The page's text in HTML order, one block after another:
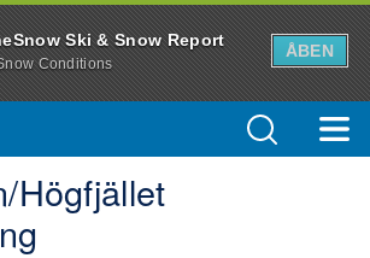
Ski & Snow Report
Conditions
ÅBEN
Högfjället